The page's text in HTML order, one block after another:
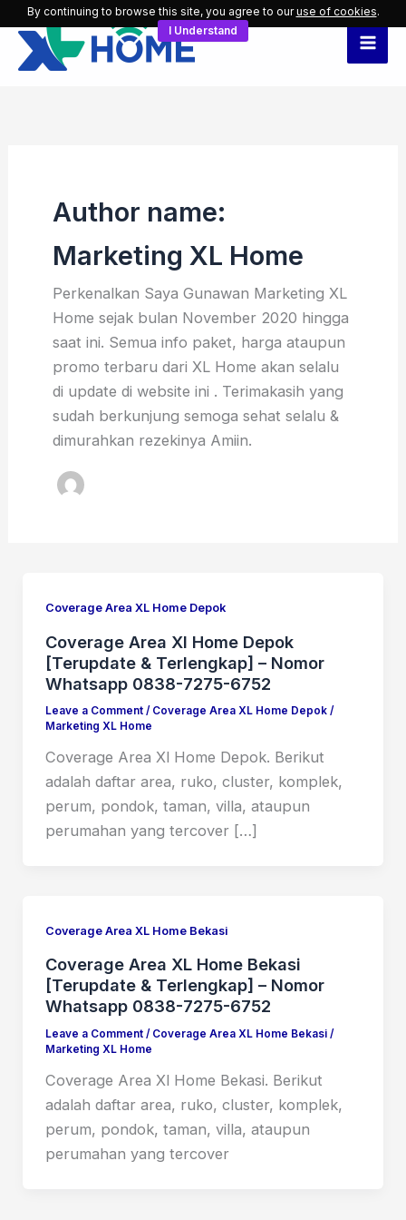
Skip
content
Author name:
Marketing XL Home
Perkenalkan Saya Gunawan Marketing XL
Home sejak bulan November 2020 hingga
saat ini. Semua info paket, harga ataupun
promo terbaru dari XL Home akan selalu
di update di website ini . Terimakasih yang
sudah berkunjung semoga sehat selalu &
dimurahkan rezekinya Amiin.
Coverage Area XL Home Depok
Coverage Area Xl Home Depok
[Terupdate & Terlengkap] – Nomor
Whatsapp 0838-7275-6752
Leave a Comment / Coverage Area XL Home Depok/
Marketing XL Home
Coverage Area Xl Home Depok. Berikut
adalah daftar area, ruko, cluster, komplek,
perum, pondok, taman, villa, ataupun
perumahan yang tercover […]
Coverage Area XL Home Bekasi
Coverage Area XL Home Bekasi
[Terupdate & Terlengkap] – Nomor
Whatsapp 0838-7275-6752
Leave a Comment / Coverage Area XL Home Bekasi/
Marketing XL Home
Coverage Area Xl Home Bekasi. Berikut
adalah daftar area, ruko, cluster, komplek,
perum, pondok, taman, villa, ataupun
perumahan yang tercover
By continuing to browse this site, you agree to ouruse of cookies.
I Understand